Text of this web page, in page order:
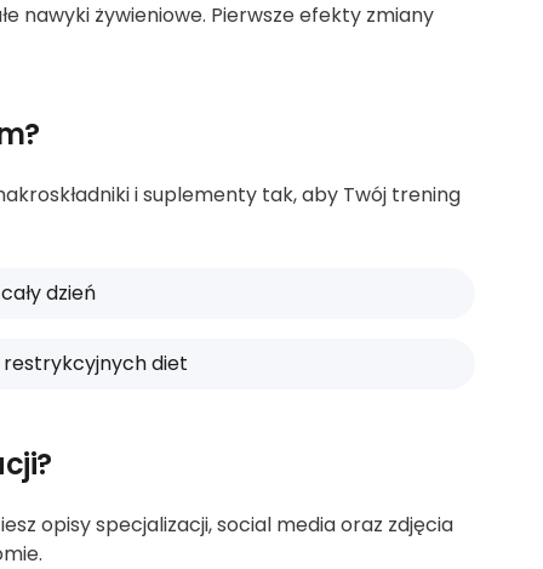
nawyki żywieniowe. Pierwsze efekty zmiany
i suplementy tak, aby Twój trening
dzień
restrykcyjnych diet
opisy specjalizacji, social media oraz zdjęcia